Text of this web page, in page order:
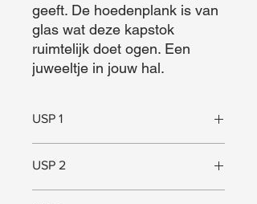
geeft. De hoedenplank is van
glas wat deze kapstok
ruimtelijk doet ogen. Een
juweeltje in jouw hal.
USP 1
USP 2